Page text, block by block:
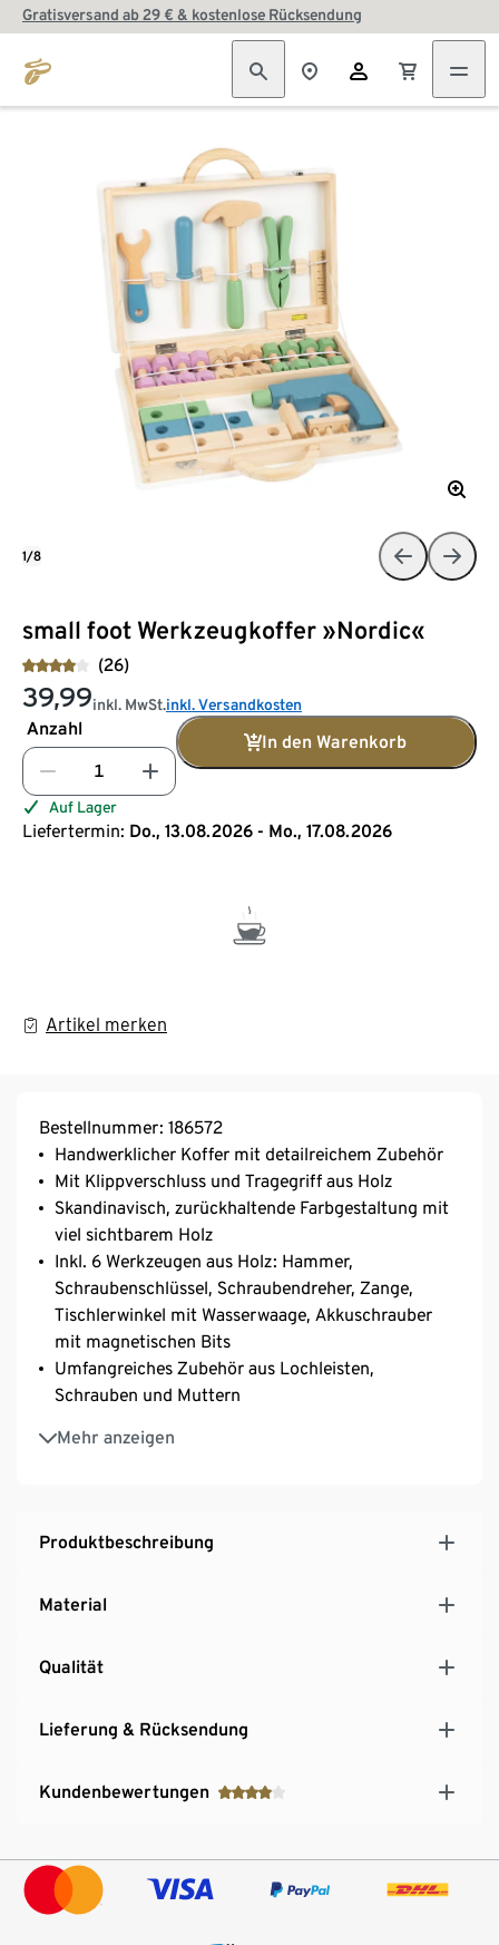
Gratisversand ab 29 € & kostenlose Rücksendung
small foot Werkzeugkoffer »Nordic«
(26)
39,99inkl. MwSt.inkl. Versandkosten
Anzahl
In den Warenkorb
Auf Lager
Liefertermin: Do., 13.08.2026 - Mo., 17.08.2026
Artikel merken
1/8
Bestellnummer: 186572
Handwerklicher Koffer mit detailreichem Zubehör
Mit Klippverschluss und Tragegriff aus Holz
Skandinavisch, zurückhaltende Farbgestaltung mit
viel sichtbarem Holz
Inkl. 6 Werkzeugen aus Holz: Hammer,
Schraubenschlüssel, Schraubendreher, Zange,
Tischlerwinkel mit Wasserwaage, Akkuschrauber
mit magnetischen Bits
Umfangreiches Zubehör aus Lochleisten,
Schrauben und Muttern
Mehr anzeigen
Flexible Gummibänder und Klettverschluss im
Koffer halten das Werkzeug an Ort und Stelle
Produktbeschreibung
Material
Qualität
Lieferung & Rücksendung
Kundenbewertungen